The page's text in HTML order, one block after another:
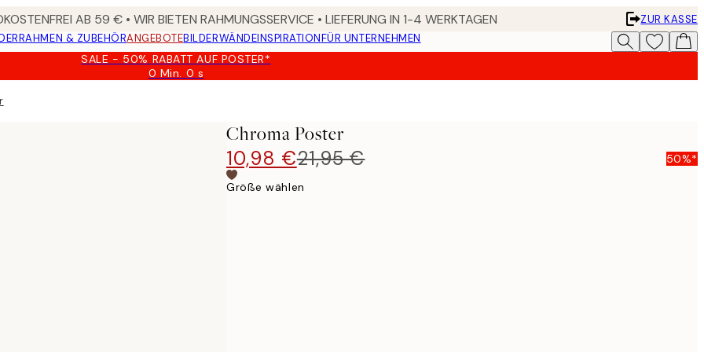
AB 59 € • WIR BIETEN RAHMUNGSSERVICE • LIEFERUNG IN 1-4 WERKTAGEN
ZUR KASSE
RAHMEN & ZUBEHÖRANGEBOTEBILDERWÄNDEINSPIRATIONFÜR UNTERNEHMEN
SALE - 50% RABATT AUF POSTER*
0 Min. 0 s
Gültig
Chroma Poster
10,98 €21,95 € 50%*
Größe wählen